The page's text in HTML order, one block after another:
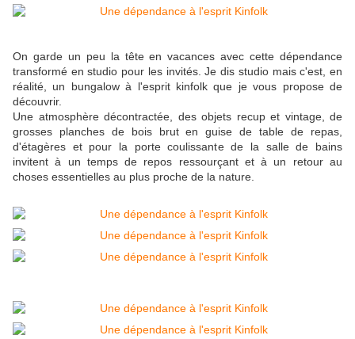
On garde un peu la tête en vacances avec cette dépendance
transformé en studio pour les invités. Je dis studio mais c'est, en
réalité, un bungalow à l'esprit kinfolk que je vous propose de
découvrir.
Une atmosphère décontractée, des objets recup et vintage, de
grosses planches de bois brut en guise de table de repas,
d'étagères et pour la porte coulissante de la salle de bains
invitent à un temps de repos ressourçant et à un retour au
choses essentielles au plus proche de la nature.